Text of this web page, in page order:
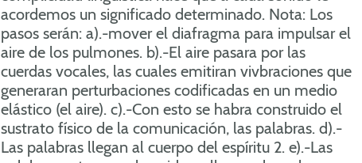
acordemos un significado determinado. Nota: Los
pasos serán: a).-mover el diafragma para impulsar el
aire de los pulmones. b).-El aire pasara por las
cuerdas vocales, las cuales emitiran vivbraciones que
generaran perturbaciones codificadas en un medio
elástico (el aire). c).-Con esto se habra construido el
sustrato físico de la comunicación, las palabras. d).-
Las palabras llegan al cuerpo del espíritu 2. e).-Las